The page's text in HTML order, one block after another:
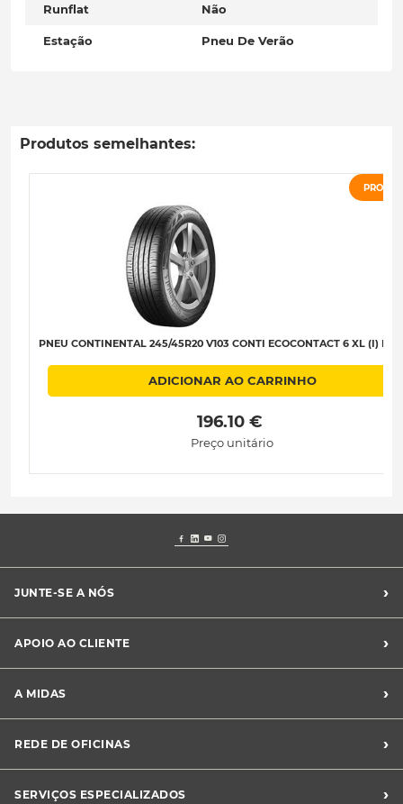
Runflat Não
Estação Pneu De Verão
Produtos semelhantes:
PNEU CONTINENTAL 245/45R20 V103 CONTI ECOCONTACT 6 XL (I) B-
ADICIONAR AO CARRINHO
196.10 €
Preço unitário
JUNTE-SE A NÓS ›
Franchising Midas
APOIO AO CLIENTE ›
Livro de Reclamações
Canal de Denúncias
Perguntas Frequentes
A MIDAS ›
Sustentabilidade
Notícias Midas
REDE DE OFICINAS ›
SERVIÇOS ESPECIALIZADOS
›